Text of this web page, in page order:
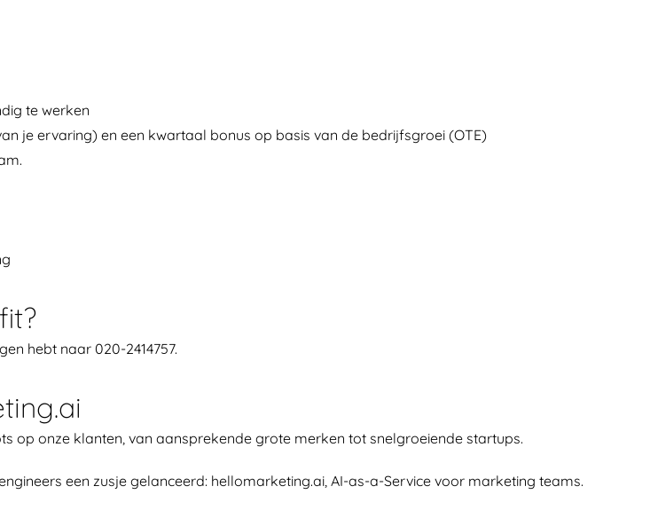
te werken
je ervaring) en een kwartaal bonus op basis van de bedrijfsgroei (OTE)
hebt naar 020-2414757.
op onze klanten, van aansprekende grote merken tot snelgroeiende startups.
een zusje gelanceerd: hellomarketing.ai, AI-as-a-Service voor marketing teams.